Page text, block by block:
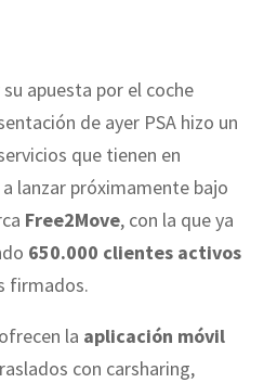
apuesta por el coche
de ayer PSA hizo un
que tienen en
lanzar próximamente bajo
Free2Move, con la que ya
650.000 clientes activos
firmados.
la aplicación móvil
con carsharing,